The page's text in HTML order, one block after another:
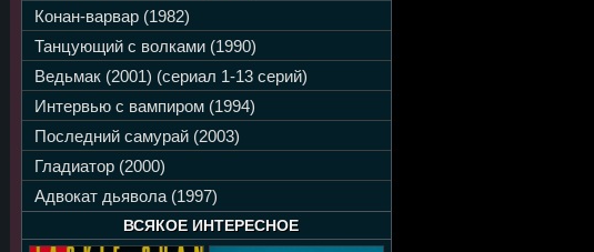
Конан-варвар (1982)
Танцующий с волками (1990)
Ведьмак (2001) (сериал 1-13 серий)
Интервью с вампиром (1994)
Последний самурай (2003)
Гладиатор (2000)
Адвокат дьявола (1997)
ВСЯКОЕ ИНТЕРЕСНОЕ